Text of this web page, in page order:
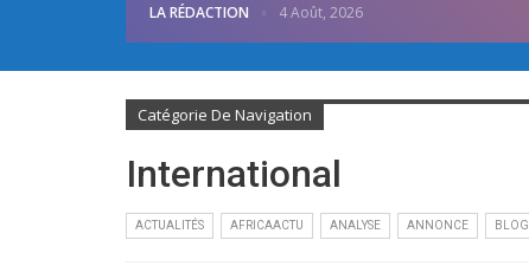
LA RÉDACTION 4 Août, 2026
Catégorie De Navigation
International
ACTUALITÉS AFRICAACTU ANALYSE ANNONCE BLOG